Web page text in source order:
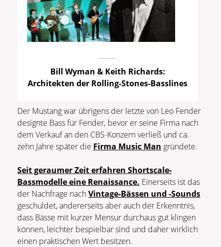
Bill Wyman & Keith Richards:
Architekten der Rolling-Stones-Basslines
Der Mustang war übrigens der letzte von Leo Fender
designte Bass für Fender, bevor er seine Firma nach
dem Verkauf an den CBS-Konzern verließ und ca.
zehn Jahre später die Firma Music Man gründete.
Seit geraumer Zeit erfahren Shortscale-
Bassmodelle eine Renaissance. Einerseits ist das
der Nachfrage nachVintage-Bässen und -Sounds
geschuldet, andererseits aber auch der Erkenntnis,
dass Bässe mit kurzer Mensur durchaus gut klingen
können, leichter bespielbar sind und daher wirklich
einen praktischen Wert besitzen.